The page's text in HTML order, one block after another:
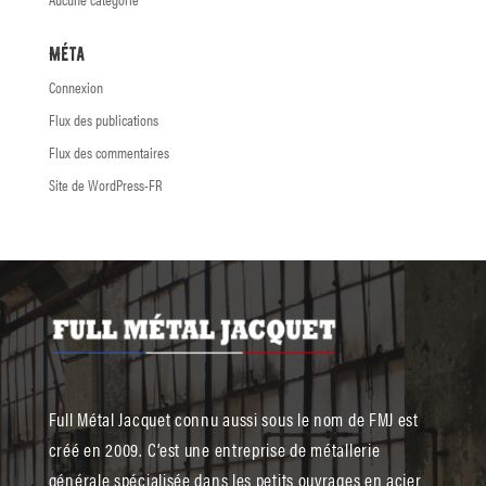
Méta
Connexion
Flux des publications
Flux des commentaires
Site de WordPress-FR
Full Métal Jacquet connu aussi sous le nom de FMJ est
créé en 2009. C’est une entreprise de métallerie
générale spécialisée dans les petits ouvrages en acier